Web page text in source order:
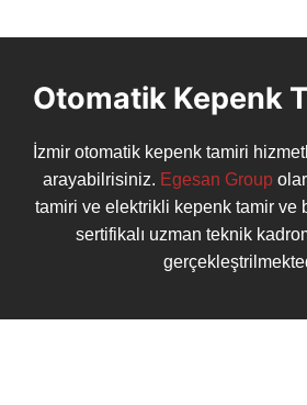
Otomatik Kepenk
İzmir otomatik kepenk tamiri
arayabilrisiniz. Egesan Group
tamiri ve elektrikli kepenk tamir ve
sertifikalı uzman teknik